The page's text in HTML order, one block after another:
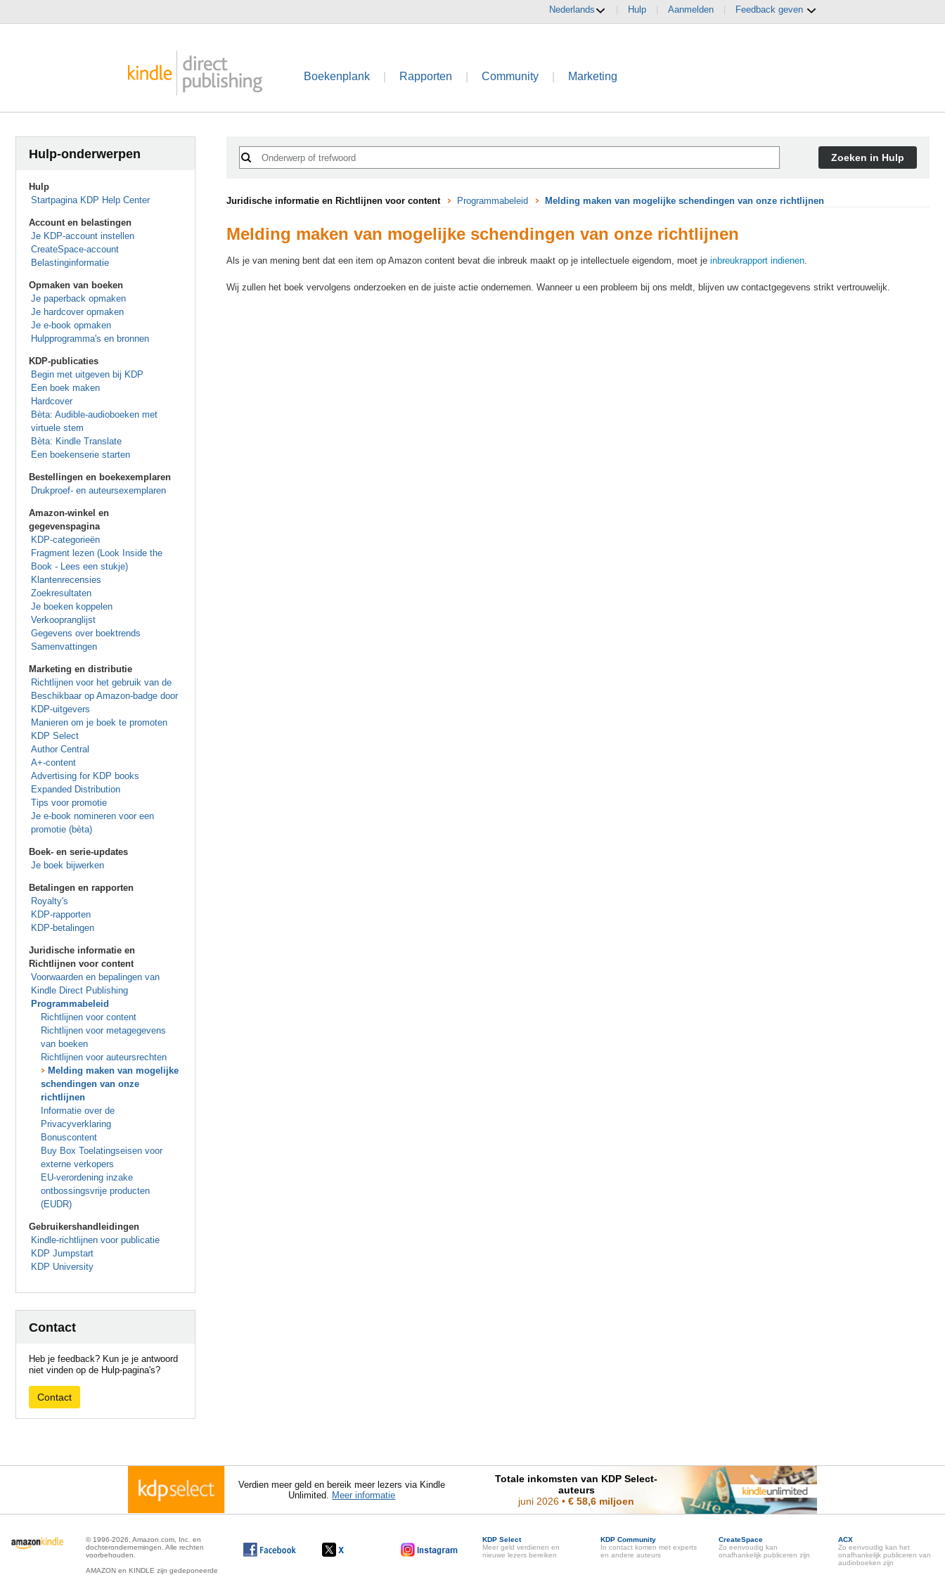
Nederlands Hulp Aanmelden Feedback geven
Boekenplank Rapporten Community Marketing
Hulp-onderwerpen
Hulp
Startpagina KDP Help Center
Account en belastingen
Je KDP-account instellen
CreateSpace-account
Belastinginformatie
Opmaken van boeken
Je paperback opmaken
Je hardcover opmaken
Je e-book opmaken
Hulpprogramma's en bronnen
KDP-publicaties
Begin met uitgeven bij KDP
Een boek maken
Hardcover
Bèta: Audible-audioboeken met
virtuele stem
Bèta: Kindle Translate
Een boekenserie starten
Bestellingen en boekexemplaren
Drukproef- en auteursexemplaren
Amazon-winkel en
gegevenspagina
KDP-categorieën
Fragment lezen (Look Inside the
Book - Lees een stukje)
Klantenrecensies
Zoekresultaten
Je boeken koppelen
Verkoopranglijst
Gegevens over boektrends
Samenvattingen
Marketing en distributie
Richtlijnen voor het gebruik van de
Beschikbaar op Amazon-badge door
KDP-uitgevers
Manieren om je boek te promoten
KDP Select
Author Central
A+-content
Advertising for KDP books
Expanded Distribution
Tips voor promotie
Je e-book nomineren voor een
promotie (bèta)
Boek- en serie-updates
Je boek bijwerken
Betalingen en rapporten
Royalty's
KDP-rapporten
KDP-betalingen
Juridische informatie en
Richtlijnen voor content
Voorwaarden en bepalingen van
Kindle Direct Publishing
Programmabeleid
Richtlijnen voor content
Richtlijnen voor metagegevens
van boeken
Richtlijnen voor auteursrechten
Melding maken van mogelijke
schendingen van onze
richtlijnen
Informatie over de
Privacyverklaring
Bonuscontent
Buy Box Toelatingseisen voor
externe verkopers
EU-verordening inzake
ontbossingsvrije producten
(EUDR)
Gebruikershandleidingen
Kindle-richtlijnen voor publicatie
KDP Jumpstart
KDP University
Contact
Heb je feedback? Kun je je antwoord
niet vinden op de Hulp-pagina's?
Contact
Zoeken in Hulp
Juridische informatie en Richtlijnen voor content Programmabeleid Melding maken van mogelijke schendingen van onze richtlijnen
Melding maken van mogelijke schendingen van onze richtlijnen
Als je van mening bent dat een item op Amazon content bevat die inbreuk maakt op je intellectuele eigendom, moet je inbreukrapport indienen.
Wij zullen het boek vervolgens onderzoeken en de juiste actie ondernemen. Wanneer u een probleem bij ons meldt, blijven uw contactgegevens strikt vertrouwelijk.
Verdien meer geld en bereik meer lezers via Kindle
Unlimited. Meer informatie
Totale inkomsten van KDP Select-
auteurs
juni 2026 •€ 58,6 miljoen
© 1996-2026, Amazon.com, Inc. en
dochterondernemingen. Alle rechten
voorbehouden.
AMAZON en KINDLE zijn gedeponeerde
KDP Select
Meer geld verdienen en
nieuwe lezers bereiken
KDP Community
In contact komen met experts
en andere auteurs
CreateSpace
Zo eenvoudig kan
onafhankelijk publiceren zijn
ACX
Zo eenvoudig kan het
onafhankelijk publiceren van
audioboeken zijn